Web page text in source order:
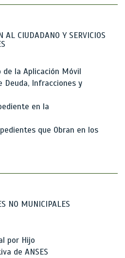
AL CIUDADANO Y SERVICIOS
de la Aplicación Móvil
Deuda, Infracciones y
en la
que Obran en los
NO MUNICIPALES
por Hijo
de ANSES